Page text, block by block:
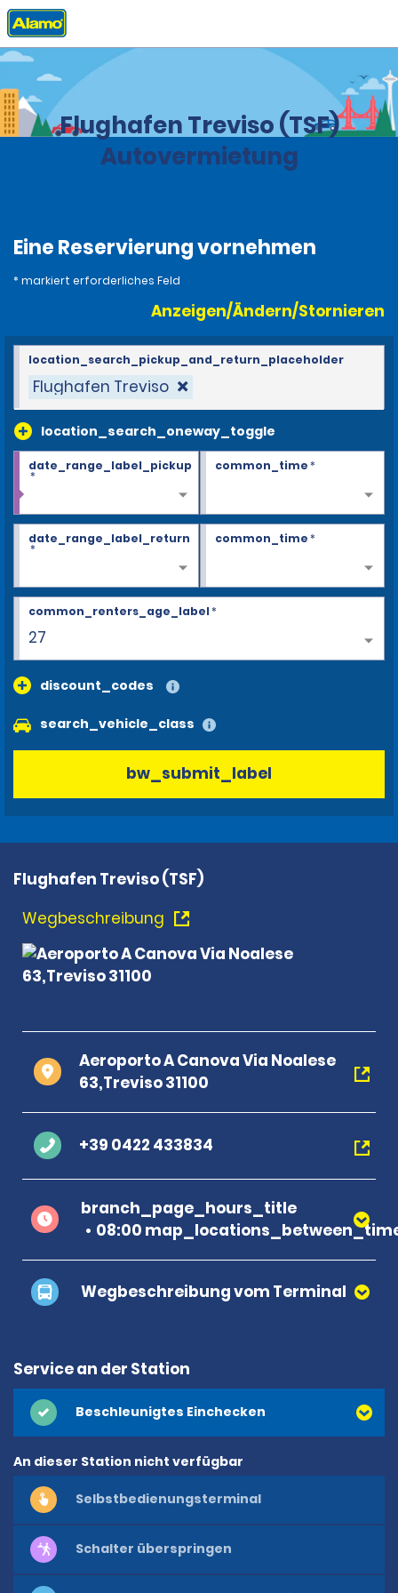
Privat Stationen
Flughafen Treviso (TSF)
Autovermietung
Eine Reservierung vornehmen
* markiert erforderliches Feld
Anzeigen/Ändern/Stornieren
Flughafen Treviso
location_search_oneway_toggle
location_search_pickup_and_return_placeholder
date_range_label_pickup
*
common_time*
date_range_label_return
*
common_time*
27
common_renters_age_label*
discount_codes
search_vehicle_class
bw_submit_label
Flughafen Treviso (TSF)
Wegbeschreibung
Aeroporto A Canova Via Noalese
63,Treviso 31100
+39 0422 433834
branch_page_hours_title
08:00
Wegbeschreibung vom Terminal
Service an der Station
Beschleunigtes Einchecken
An dieser Station nicht verfügbar
Selbstbedienungsterminal
Schalter überspringen